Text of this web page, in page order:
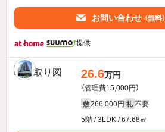
お問い合わせ （無料）
提供
26.6万円
（管理費15,000円）
敷 266,000円 礼 不要
5階 / 3LDK / 67.68㎡